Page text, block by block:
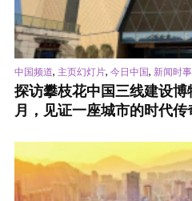
中国频道, 主页幻灯片, 今日中国, 新闻时事
探访攀枝花中国三线建设
月，见证一座城市的时代传